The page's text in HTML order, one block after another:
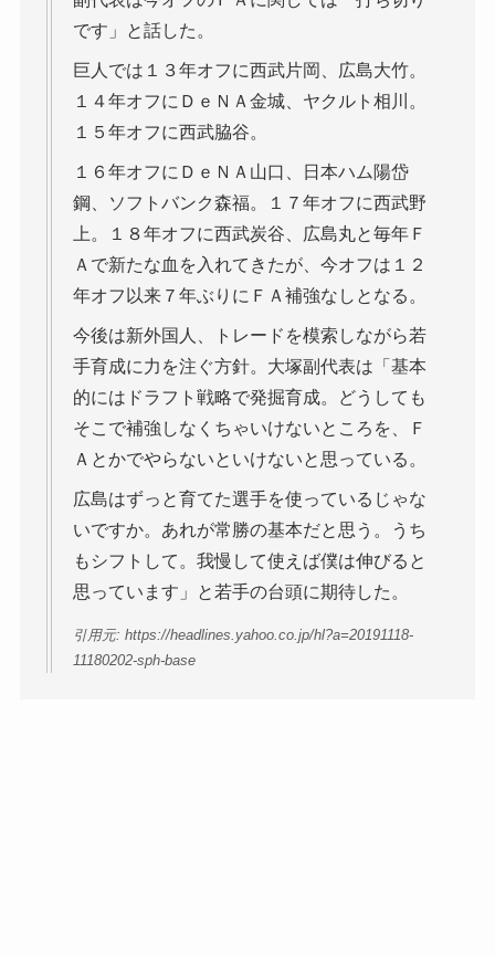
です」と話した。
巨人では１３年オフに西武片岡、広島大竹。
１４年オフにＤｅＮＡ金城、ヤクルト相川。
１５年オフに西武脇谷。
１６年オフにＤｅＮＡ山口、日本ハム陽岱
鋼、ソフトバンク森福。１７年オフに西武野
上。１８年オフに西武炭谷、広島丸と毎年Ｆ
Ａで新たな血を入れてきたが、今オフは１２
年オフ以来７年ぶりにＦＡ補強なしとなる。
今後は新外国人、トレードを模索しながら若
手育成に力を注ぐ方針。大塚副代表は「基本
的にはドラフト戦略で発掘育成。どうしても
そこで補強しなくちゃいけないところを、Ｆ
Ａとかでやらないといけないと思っている。
広島はずっと育てた選手を使っているじゃな
いですか。あれが常勝の基本だと思う。うち
もシフトして。我慢して使えば僕は伸びると
思っています」と若手の台頭に期待した。
引用元: https://headlines.yahoo.co.jp/hl?a=20191118-
11180202-sph-base